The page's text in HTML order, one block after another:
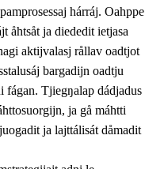
hárráj. Oahppe
åhtsåt ja diededit ietjasa
aktijvalasj rållav oadtjot
bargadijn oadtju
fágan. Tjiegŋalap dádjadus
ja gå máhtti
ja lajttálisát dåmadit